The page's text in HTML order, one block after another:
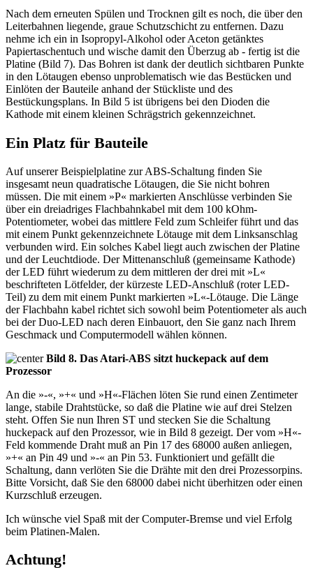
Nach dem erneuten Spülen und Trocknen gilt es noch, die über den
Leiterbahnen liegende, graue Schutzschicht zu entfernen. Dazu
nehme ich ein in Isopropyl-Alkohol oder Aceton getänktes
Papiertaschentuch und wische damit den Überzug ab - fertig ist die
Platine (Bild 7). Das Bohren ist dank der deutlich sichtbaren Punkte
in den Lötaugen ebenso unproblematisch wie das Bestücken und
Einlöten der Bauteile anhand der Stückliste und des
Bestückungsplans. In Bild 5 ist übrigens bei den Dioden die
Kathode mit einem kleinen Schrägstrich gekennzeichnet.
Ein Platz für Bauteile
Auf unserer Beispielplatine zur ABS-Schaltung finden Sie
insgesamt neun quadratische Lötaugen, die Sie nicht bohren
müssen. Die mit einem »P« markierten Anschlüsse verbinden Sie
über ein dreiadriges Flachbahnkabel mit dem 100 kOhm-
Potentiometer, wobei das mittlere Feld zum Schleifer führt und das
mit einem Punkt gekennzeichnete Lötauge mit dem Linksanschlag
verbunden wird. Ein solches Kabel liegt auch zwischen der Platine
und der Leuchtdiode. Der Mittenanschluß (gemeinsame Kathode)
der LED führt wiederum zu dem mittleren der drei mit »L«
beschrifteten Lötfelder, der kürzeste LED-Anschluß (roter LED-
Teil) zu dem mit einem Punkt markierten »L«-Lötauge. Die Länge
der Flachbahn kabel richtet sich sowohl beim Potentiometer als auch
bei der Duo-LED nach deren Einbauort, den Sie ganz nach Ihrem
Geschmack und Computermodell wählen können.
Bild 8. Das Atari-ABS sitzt huckepack auf dem
Prozessor
An die »-«, »+« und »H«-Flächen löten Sie rund einen Zentimeter
lange, stabile Drahtstücke, so daß die Platine wie auf drei Stelzen
steht. Offen Sie nun Ihren ST und stecken Sie die Schaltung
huckepack auf den Prozessor, wie in Bild 8 gezeigt. Der vom »H«-
Feld kommende Draht muß an Pin 17 des 68000 außen anliegen,
»+« an Pin 49 und »-« an Pin 53. Funktioniert und gefällt die
Schaltung, dann verlöten Sie die Drähte mit den drei Prozessorpins.
Bitte Vorsicht, daß Sie den 68000 dabei nicht überhitzen oder einen
Kurzschluß erzeugen.
Ich wünsche viel Spaß mit der Computer-Bremse und viel Erfolg
beim Platinen-Malen.
Achtung!